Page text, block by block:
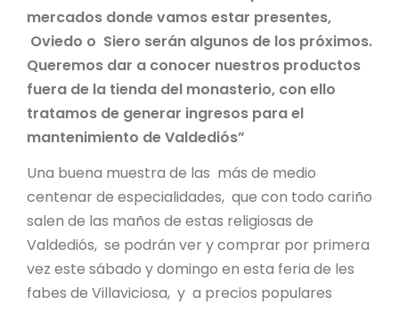
mercados donde vamos estar presentes,
Oviedo o Siero serán algunos de los próximos.
Queremos dar a conocer nuestros productos
fuera de la tienda del monasterio, con ello
tratamos de generar ingresos para el
mantenimiento de Valdediós”
Una buena muestra de las más de medio
centenar de especialidades, que con todo cariño
salen de las maños de estas religiosas de
Valdediós, se podrán ver y comprar por primera
vez este sábado y domingo en esta feria de les
fabes de Villaviciosa, y a precios populares